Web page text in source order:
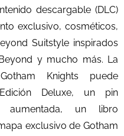
descargable (DLC)
exclusivo, cosméticos,
Suitstyle inspirados
y mucho más. La
Knights puede
Deluxe, un pin
aumentada, un libro
exclusivo de Gotham